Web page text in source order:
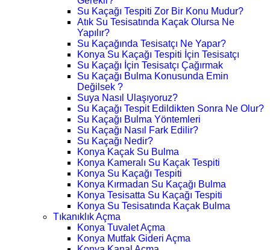
Su Kaçağı Tespiti Zor Bir Konu Mudur?
Atık Su Tesisatında Kaçak Olursa Ne
Yapılır?
Su Kaçağında Tesisatçı Ne Yapar?
Konya Su Kaçağı Tespiti İçin Tesisatçı
Su Kaçağı İçin Tesisatçı Çağırmak
Su Kaçağı Bulma Konusunda Emin
Değilsek ?
Suya Nasıl Ulaşıyoruz?
Su Kaçağı Tespit Edildikten Sonra Ne Olur?
Su Kaçağı Bulma Yöntemleri
Su Kaçağı Nasıl Fark Edilir?
Su Kaçağı Nedir?
Konya Kaçak Su Bulma
Konya Kameralı Su Kaçak Tespiti
Konya Su Kaçağı Tespiti
Konya Kırmadan Su Kaçağı Bulma
Konya Tesisatta Su Kaçağı Tespiti
Konya Su Tesisatında Kaçak Bulma
Tıkanıklık Açma
Konya Tuvalet Açma
Konya Mutfak Gideri Açma